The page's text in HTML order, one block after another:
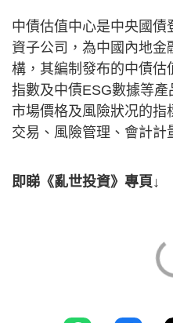
中債估值中心是中央國債
資子公司，為中國內地
構，其編制發布的中債估
指數及中債ESG數據等
市場價格及風險狀况的指
交易、風險管理、會計計
即睇《亂世投資》專頁↓